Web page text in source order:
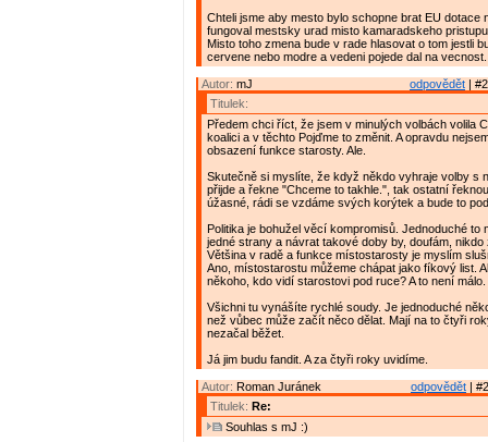
Chteli jsme aby mesto bylo schopne brat EU dotace
fungoval mestsky urad misto kamaradskeho
Misto toho zmena bude v rade hlasovat o tom jestli
cervene nebo modre a vedeni pojede dal na vecnost.
odpovědět |
Autor: mJ
Titulek:
Předem chci říct, že jsem v minulých volbách volila
koalici a v těchto Pojďme to změnit. A opravdu
obsazení funkce starosty. Ale.
Skutečně si myslíte, že když někdo vyhraje volby s
přijde a řekne "Chceme to takhle.", tak ostatní
úžasné, rádi se vzdáme svých korýtek a bude to
Politika je bohužel věcí kompromisů. Jednoduché to
jedné strany a návrat takové doby by, doufám, nikdo
Většina v radě a funkce místostarosty je myslím
Ano, místostarostu můžeme chápat jako fíkový list.
někoho, kdo vidí starostovi pod ruce? A to není málo.
Všichni tu vynášíte rychlé soudy. Je jednoduché
než vůbec může začít něco dělat. Mají na to čtyři
nezačal běžet.
Já jim budu fandit. A za čtyři roky uvidíme.
odpovědět |
Autor: Roman Juránek
Titulek: Re:
Souhlas s mJ :)